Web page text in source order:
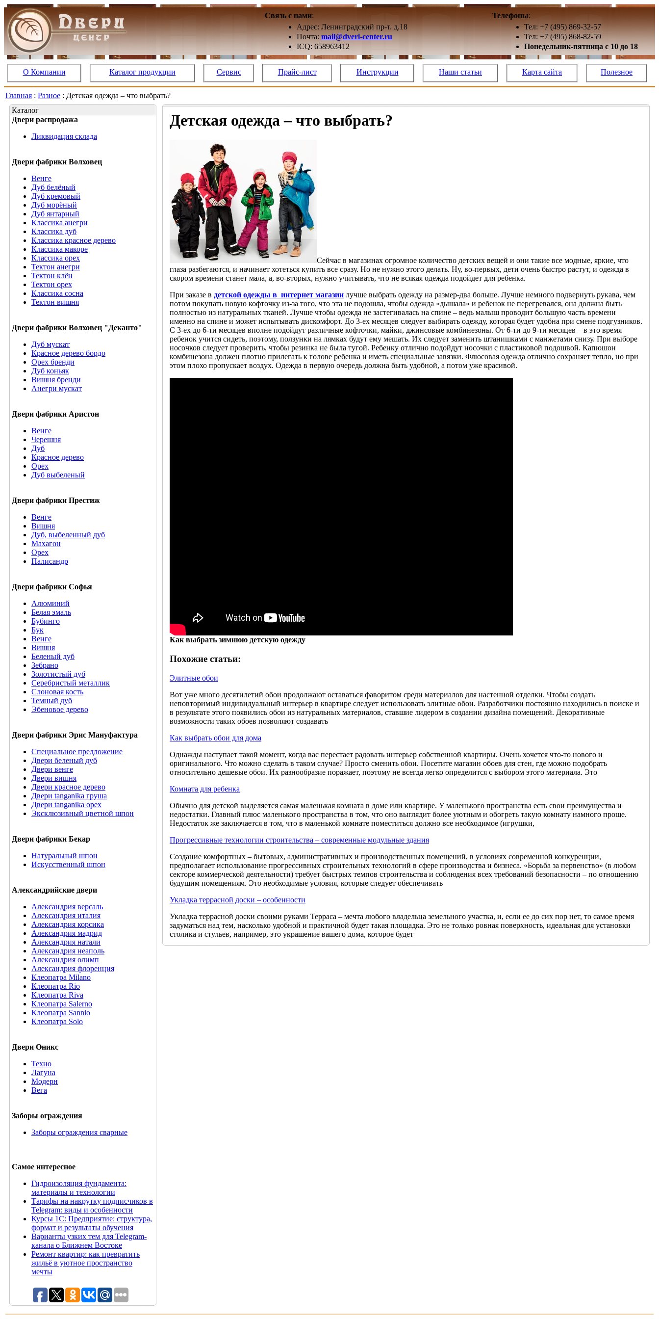
Связь с нами:
Адрес: Ленинградский пр-т. д.18
Почта:mail@dveri-center.ru
ICQ: 658963412
Телефоны:
Тел: +7 (495) 869-32-57
Тел: +7 (495) 868-82-59
Понедельник-пятница с 10 до 18
О Компании Каталог продукции Сервис Прайс-лист Инструкции Наши статьи Карта сайта Полезное
Главная : Разное : Детская одежда – что выбрать?
Каталог
Двери распродажа
Ликвидация склада
Двери фабрики Волховец
Венге
Дуб белёный
Дуб кремовый
Дуб морёный
Дуб янтарный
Классика анегри
Классика дуб
Классика красное дерево
Классика макоре
Классика орех
Тектон анегри
Тектон клён
Тектон орех
Классика сосна
Тектон вишня
Двери фабрики Волховец "Деканто"
Дуб мускат
Красное дерево бордо
Орех бренди
Дуб коньяк
Вишня бренди
Анегри мускат
Двери фабрики Аристон
Венге
Черешня
Дуб
Красное дерево
Орех
Дуб выбеленый
Двери фабрики Престиж
Венге
Вишня
Дуб, выбеленный дуб
Махагон
Орех
Палисандр
Двери фабрики Софья
Алюминий
Белая эмаль
Бубинго
Бук
Венге
Вишня
Беленый дуб
Зебрано
Золотистый дуб
Серебристый металлик
Слоновая кость
Темный дуб
Эбеновое дерево
Двери фабрики Эрис Мануфактура
Специальное предложение
Двери беленый дуб
Двери венге
Двери вишня
Двери красное дерево
Двери tanganika груша
Двери tanganika oрех
Эксклюзивный цветной шпон
Двери фабрики Бекар
Натуральный шпон
Искусственный шпон
Александрийские двери
Александрия версаль
Александрия италия
Александрия корсика
Александрия мадрид
Александрия натали
Александрия неаполь
Александрия олимп
Александрия флоренция
Клеопатра Milano
Клеопатра Rio
Клеопатра Riva
Клеопатра Salerno
Клеопатра Sannio
Клеопатра Solo
Двери Оникс
Техно
Лагуна
Модерн
Вега
Заборы ограждения
Заборы ограждения сварные
Самое интересное
Гидроизоляция фундамента:
материалы и технологии
Тарифы на накрутку подписчиков в
Telegram: виды и особенности
Курсы 1С: Предприятие: структура,
формат и результаты обучения
Варианты узких тем для Telegram-
канала о Ближнем Востоке
Ремонт квартир: как превратить
жильё в уютное пространство
мечты
Детская одежда – что выбрать?
Сейчас в магазинах огромное количество детских вещей и они такие все модные, яркие, что
глаза разбегаются, и начинает хотеться купить все сразу. Но не нужно этого делать. Ну, во-первых, дети очень быстро растут, и одежда в
скором времени станет мала, а, во-вторых, нужно учитывать, что не всякая одежда подойдет для ребенка.
При заказе в детской одежды в интернет магазин лучше выбрать одежду на размер-два больше. Лучше немного подвернуть рукава, чем
потом покупать новую кофточку из-за того, что эта не подошла, чтобы одежда «дышала» и ребенок не перегревался, она должна быть
полностью из натуральных тканей. Лучше чтобы одежда не застегивалась на спине – ведь малыш проводит большую часть времени
именно на спине и может испытывать дискомфорт. До 3-ех месяцев следует выбирать одежду, которая будет удобна при смене подгузников.
С 3-ех до 6-ти месяцев вполне подойдут различные кофточки, майки, джинсовые комбинезоны. От 6-ти до 9-ти месяцев – в это время
ребенок учится сидеть, поэтому, ползунки на лямках будут ему мешать. Их следует заменить штанишками с манжетами снизу. При выборе
носочков следует проверить, чтобы резинка не была тугой. Ребенку отлично подойдут носочки с пластиковой подошвой. Капюшон
комбинезона должен плотно прилегать к голове ребенка и иметь специальные завязки. Флюсовая одежда отлично сохраняет тепло, но при
этом плохо пропускает воздух. Одежда в первую очередь должна быть удобной, а потом уже красивой.
Как выбрать зимнюю детскую одежду
Похожие статьи:
Элитные обои
Вот уже много десятилетий обои продолжают оставаться фаворитом среди материалов для настенной отделки. Чтобы создать
неповторимый индивидуальный интерьер в квартире следует использовать элитные обои. Разработчики постоянно находились в поиске и
в результате этого появились обои из натуральных материалов, ставшие лидером в создании дизайна помещений. Декоративные
возможности таких обоев позволяют создавать
Как выбрать обои для дома
Однажды наступает такой момент, когда вас перестает радовать интерьер собственной квартиры. Очень хочется что-то нового и
оригинального. Что можно сделать в таком случае? Просто сменить обои. Посетите магазин обоев для стен, где можно подобрать
относительно дешевые обои. Их разнообразие поражает, поэтому не всегда легко определится с выбором этого материала. Это
Комната для ребенка
Обычно для детской выделяется самая маленькая комната в доме или квартире. У маленького пространства есть свои преимущества и
недостатки. Главный плюс маленького пространства в том, что оно выглядит более уютным и обогреть такую комнату намного проще.
Недостаток же заключается в том, что в маленькой комнате поместиться должно все необходимое (игрушки,
Прогрессивные технологии строительства – современные модульные здания
Создание комфортных – бытовых, административных и производственных помещений, в условиях современной конкуренции,
предполагает использование прогрессивных строительных технологий в сфере производства и бизнеса. «Борьба за первенство» (в любом
секторе коммерческой деятельности) требует быстрых темпов строительства и соблюдения всех требований безопасности – по отношению
будущим помещениям. Это необходимые условия, которые следует обеспечивать
Укладка террасной доски – особенности
Укладка террасной доски своими руками Терраса – мечта любого владельца земельного участка, и, если ее до сих пор нет, то самое время
задуматься над тем, насколько удобной и практичной будет такая площадка. Это не только ровная поверхность, идеальная для установки
столика и стульев, например, это украшение вашего дома, которое будет